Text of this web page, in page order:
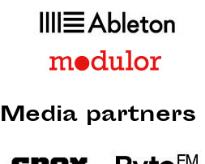
Media partners